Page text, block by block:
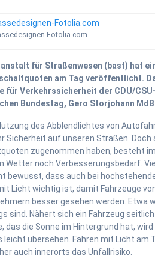
Fotolia.com
für Straßenwesen (bast) hat
am Tag veröffentlicht.
für Verkehrssicherheit der CDU/
Bundestag, Gero Storjohann
des Abblendlichtes von
Sicherheit auf unseren Straßen. Doch
zugenommen haben, besteht
Wetter noch Verbesserungsbedarf.
bewusst, dass auch bei
Licht wichtig ist, damit Fahrzeuge
besser gesehen werden. Etwa
sind. Nähert sich ein Fahrzeug
das die Sonne im Hintergrund hat, wird
leicht übersehen. Fahren mit Licht am
auch innerorts das Unfallrisiko.